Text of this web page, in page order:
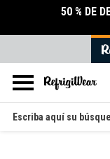
50 % DE
Buscar
en